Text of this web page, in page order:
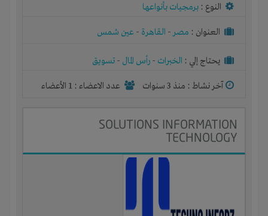
النوع : برمجيات بأنواعها
العنوان : مصر- القاهرة - عين شمس
يحتاج إلي : الخبرات - رأس المال - تسويق
آخر نشاط : منذ 3 سنوات عدد الاعضاء : 1 الأعضاء
SOLUTIONS INFORMATION
TECHNOLOGY